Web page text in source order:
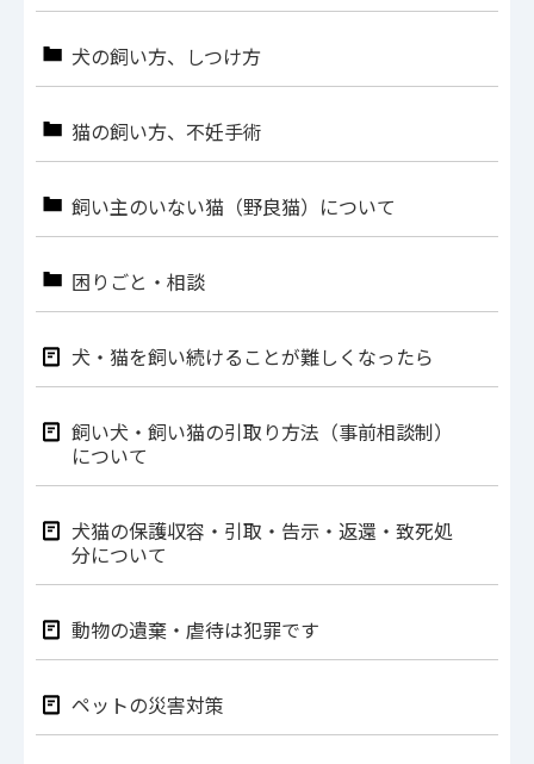
犬の飼い方、しつけ方
猫の飼い方、不妊手術
飼い主のいない猫（野良猫）について
困りごと・相談
犬・猫を飼い続けることが難しくなったら
飼い犬・飼い猫の引取り方法（事前相談制）
について
犬猫の保護収容・引取・告示・返還・致死処
分について
動物の遺棄・虐待は犯罪です
ペットの災害対策